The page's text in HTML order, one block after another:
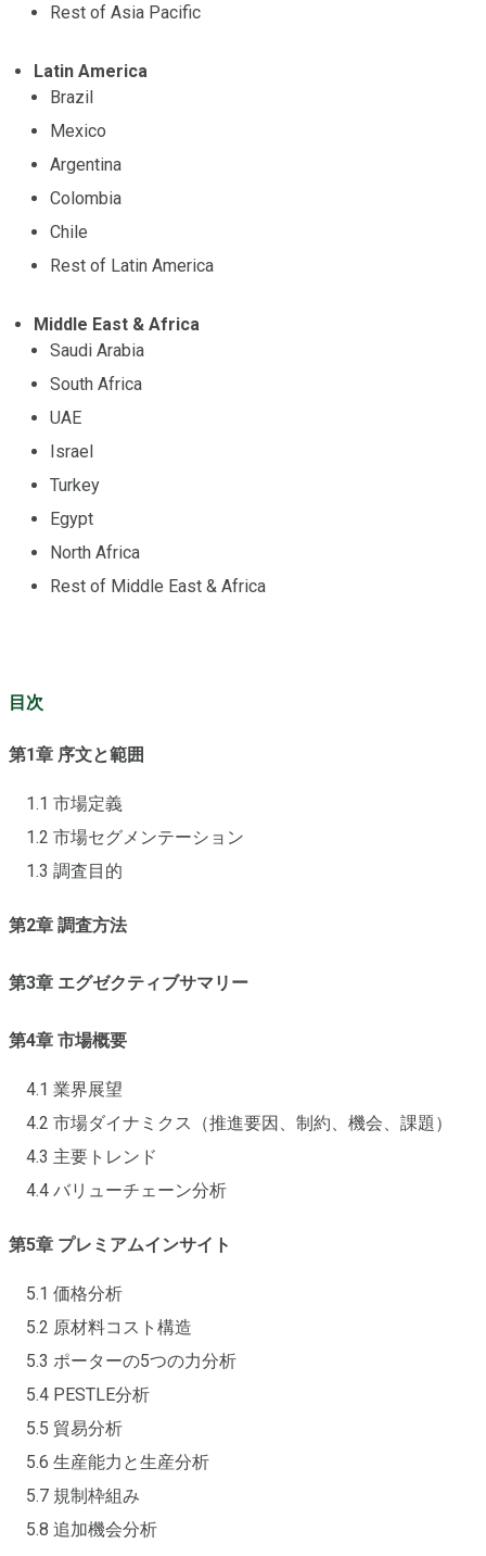
Rest of Asia Pacific
Latin America
Brazil
Mexico
Argentina
Colombia
Chile
Rest of Latin America
Middle East & Africa
Saudi Arabia
South Africa
UAE
Israel
Turkey
Egypt
North Africa
Rest of Middle East & Africa
目次
第1章 序文と範囲
1.1 市場定義
1.2 市場セグメンテーション
1.3 調査目的
第2章 調査方法
第3章 エグゼクティブサマリー
第4章 市場概要
4.1 業界展望
4.2 市場ダイナミクス（推進要因、制約、機会、課題）
4.3 主要トレンド
4.4 バリューチェーン分析
第5章 プレミアムインサイト
5.1 価格分析
5.2 原材料コスト構造
5.3 ポーターの5つの力分析
5.4 PESTLE分析
5.5 貿易分析
5.6 生産能力と生産分析
5.7 規制枠組み
5.8 追加機会分析